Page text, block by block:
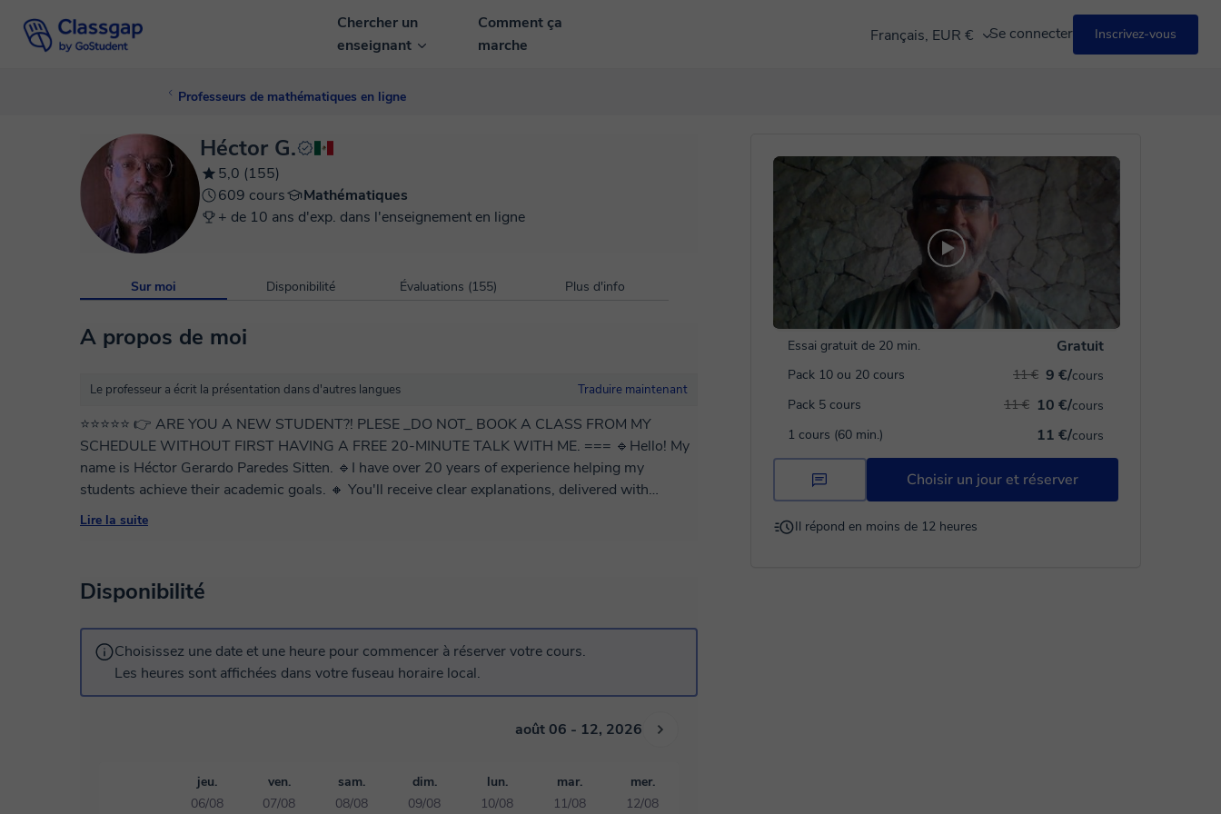
Chercher un
enseignant
Comment ça
marche
Français, EUR € Se connecter Inscrivez-vous
Professeurs de mathématiques en ligne
Essai gratuit de 20 min. Gratuit
Pack 10 ou 20 cours 9 €/cours
11 €
Pack 5 cours
10 €/cours
11 €
1 cours (60 min.)
11 €/cours
Choisir un jour et réserver
Il répond en moins de 12 heures
Héctor G.
5,0 (155)
609 cours
Mathématiques
+ de 10 ans d'exp. dans l'enseignement en ligne
Sur moi Disponibilité Évaluations (155) Plus d'info
A propos de moi
Le professeur a écrit la présentation dans d'autres langues Traduire maintenant
⭐️⭐️⭐️⭐️⭐️ 👉 ARE YOU A NEW STUDENT?! PLESE _DO NOT_ BOOK A CLASS FROM MY
SCHEDULE WITHOUT FIRST HAVING A FREE 20-MINUTE TALK WITH ME. === 🔹Hello! My
name is Héctor Gerardo Paredes Sitten. 🔹I have over 20 years of experience helping my
students achieve their academic goals. 🔸 You'll receive clear explanations, delivered with
kindness and patience. 🔸 Classes are tailored to your needs. 🔸 We'll use the material from your
Lire la suite
Disponibilité
Choisissez une date et une heure pour commencer à réserver votre cours.
Les heures sont affichées dans votre fuseau horaire local.
août 06 - 12, 2026
jeu.
06/08
ven.
07/08
sam.
08/08
dim.
09/08
lun.
10/08
mar.
11/08
mer.
12/08